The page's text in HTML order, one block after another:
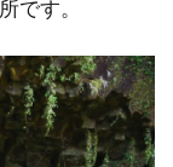
です。